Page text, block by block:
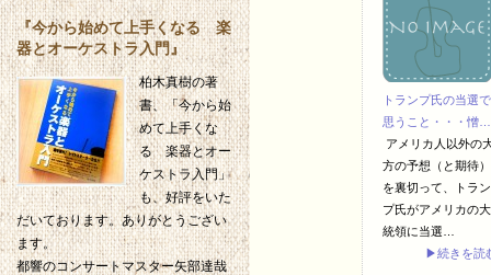
トランプ氏の当選で
思うこと・・・憎…
アメリカ人以外の
方の予想（と期待）
を裏切って、トラン
プ氏がアメリカの大
統領に当選…
▶続きを読
『今から始めて上手くなる 楽
器とオーケストラ入門』
柏木真樹の著
書、「今から始
めて上手くな
る 楽器とオー
ケストラ入門」
も、好評をいた
だいております。ありがとうござい
ます。
都響のコンサートマスター矢部達哉